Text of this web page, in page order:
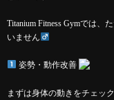
Titanium Fitness Gymでは、
いません‍
姿勢・動作改善
まずは身体の動きをチェッ